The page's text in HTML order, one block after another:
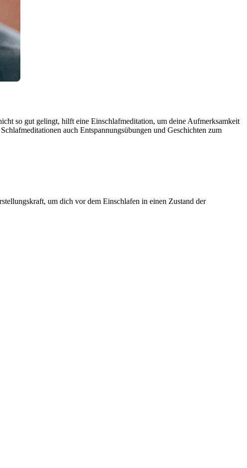
so gut gelingt, hilft eine Einschlafmeditation, um deine Aufmerksamkeit
auch Entspannungsübungen und Geschichten zum
um dich vor dem Einschlafen in einen Zustand der